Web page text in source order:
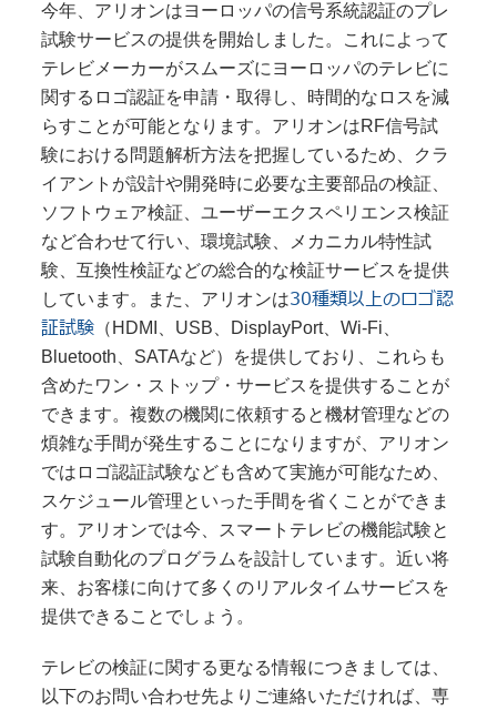
今年、アリオンはヨーロッパの信号系統認証のプレ
試験サービスの提供を開始しました。これによって
テレビメーカーがスムーズにヨーロッパのテレビに
関するロゴ認証を申請・取得し、時間的なロスを減
らすことが可能となります。アリオンはRF信号試
験における問題解析方法を把握しているため、クラ
イアントが設計や開発時に必要な主要部品の検証、
ソフトウェア検証、ユーザーエクスペリエンス検証
など合わせて行い、環境試験、メカニカル特性試
験、互換性検証などの総合的な検証サービスを提供
しています。また、アリオンは30種類以上のロゴ認
証試験 （ HDMI 、 USB、DisplayPort、Wi-Fi、
Bluetooth、SATAなど）を提供しており、これらも
含めたワン・ストップ・サービスを提供することが
できます。複数の機関に依頼すると機材管理などの
煩雑な手間が発生することになりますが、アリオン
ではロゴ認証試験なども含めて実施が可能なため、
スケジュール管理といった手間を省くことができま
す。アリオンでは今、スマートテレビの機能試験と
試験自動化のプログラムを設計しています。近い将
来、お客様に向けて多くのリアルタイムサービスを
提供できることでしょう。
テレビの検証に関する更なる情報につきましては、
以下のお問い合わせ先よりご連絡いただければ、専